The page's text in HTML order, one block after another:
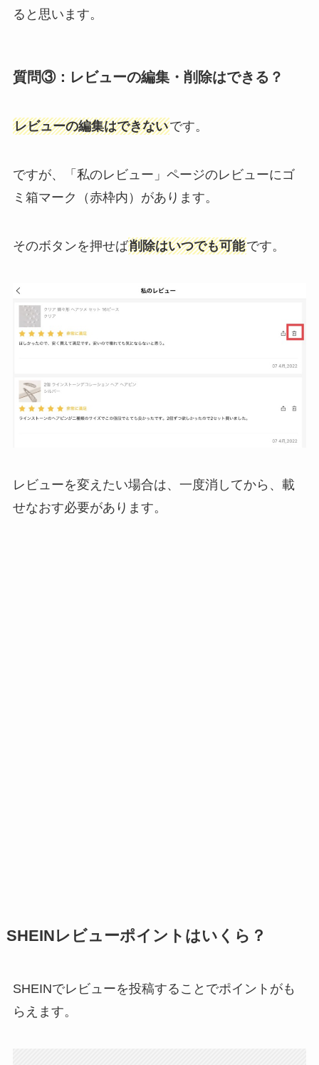
ると思います。
質問③：レビューの編集・削除はできる？
レビューの編集はできないです。
ですが、「私のレビュー」ページのレビューにゴ
ミ箱マーク（赤枠内）があります。
そのボタンを押せば削除はいつでも可能です。
レビューを変えたい場合は、一度消してから、載
せなおす必要があります。
SHEINレビューポイントはいくら？
SHEINでレビューを投稿することでポイントがも
らえます。